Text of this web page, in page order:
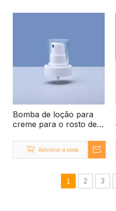
Bomba de loção para
creme para o rosto de
24/410
Adicionar a cesta
1 2 3